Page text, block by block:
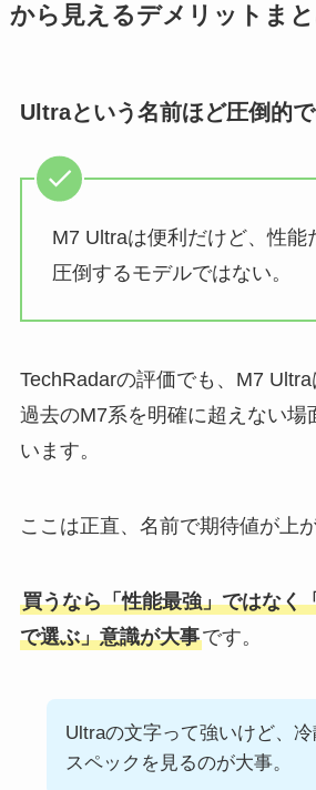
から見えるデメリットま
Ultraという名前ほど圧倒的
M7 Ultraは便利だけど、性能
圧倒するモデルではない。
TechRadarの評価でも、M7 Ultra
過去のM7系を明確に超えない場
います。
ここは正直、名前で期待値が上
買うなら「性能最強」ではなく
で選ぶ」意識が大事です。
Ultraの文字って強いけど、冷
スペックを見るのが大事。